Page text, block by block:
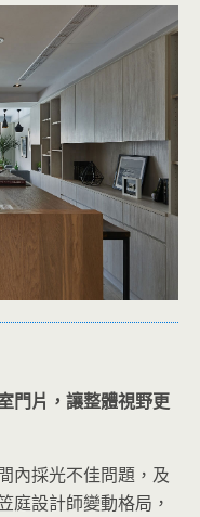
門片，讓整體視野更
內採光不佳問題，及
庭設計師變動格局，